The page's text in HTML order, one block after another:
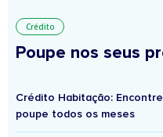
Crédito
Poupe nos seus
Crédito Habitação:
poupe todos os meses